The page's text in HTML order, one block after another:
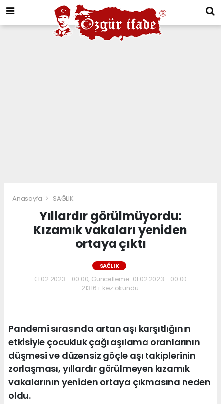
Anasayfa SAĞLIK
Yıllardır görülmüyordu:
Kızamık vakaları yeniden
ortaya çıktı
SAĞLIK
01.02.2023 - 00:00, Güncelleme: 01.02.2023 - 00:00
21316+ kez okundu.
Pandemi sırasında artan aşı karşıtlığının
etkisiyle çocukluk çağı aşılama oranlarının
düşmesi ve düzensiz göçle aşı takiplerinin
zorlaşması, yıllardır görülmeyen kızamık
vakalarının yeniden ortaya çıkmasına neden
oldu.